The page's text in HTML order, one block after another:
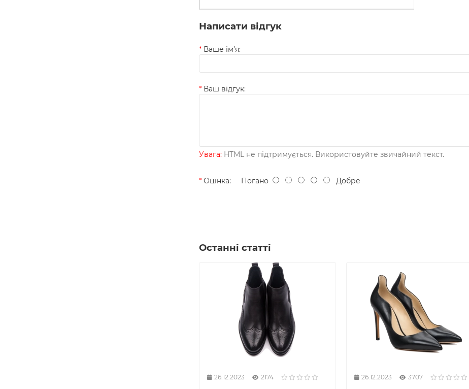
Написати відгук
Ваше ім’я:
Ваш відгук:
Увага: HTML не підтримується. Використовуйте звичайний текст.
Оцінка: Погано Добре
Останні статті
26.12.2023 2174 26.12.2023 3707